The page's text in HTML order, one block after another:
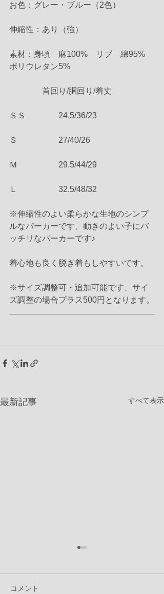
お色：グレー・ブルー（2色）
伸縮性：あり（強）
素材：身頃　麻100%　リブ　綿95%
ポリウレタン5%
首回り/胴回り/着丈
ＳＳ　　  　  24.5/36/23
Ｓ　　　   　 27/40/26
Ｍ　　　　　29.5/44/29
Ｌ　　　　　32.5/48/32
※伸縮性のよい柔らかな生地のシンプ
ルなパーカーです、動きのよい子にバ
ッチリなパーカーです♪
着心地も良く脱ぎ着もしやすいです。
※サイズ調整可・追加可能です、サイ
ズ調整の場合プラス500円となります。
最新記事 すべて表示
コメント